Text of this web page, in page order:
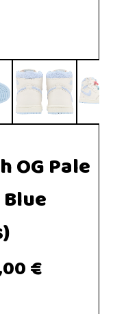
OG Pale
€